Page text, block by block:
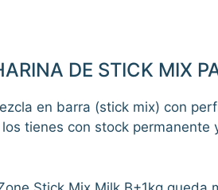
DE STICK MIX
en barra (stick mix) con
tienes con stock